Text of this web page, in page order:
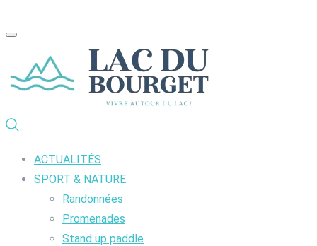
ACTUALITÉS
SPORT & NATURE
Randonnées
Promenades
Stand up paddle